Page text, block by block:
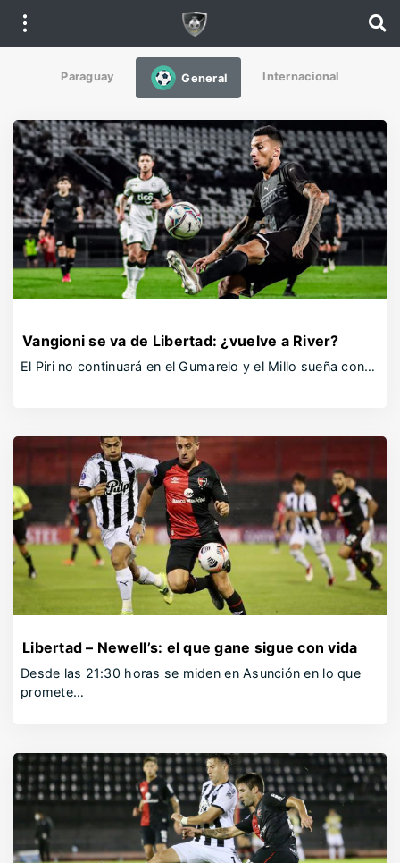
Paraguay General Internacional
Vangioni se va de Libertad: ¿vuelve a River?
El Piri no continuará en el Gumarelo y el Millo sueña con…
Libertad – Newell’s: el que gane sigue con vida
Desde las 21:30 horas se miden en Asunción en lo que
promete…